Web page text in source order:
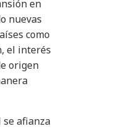
en
nuevas
como
el interés
origen
afianza